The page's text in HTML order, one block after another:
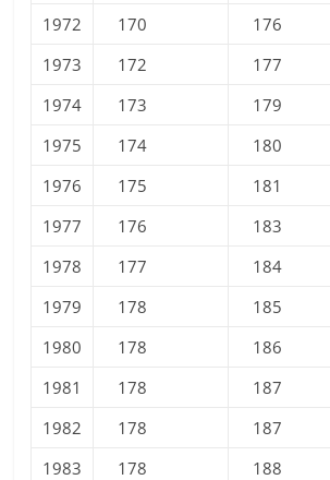
1972
170 176
1973
172 177
1974
173 179
1975
174 180
1976
175 181
1977
176 183
1978
177 184
1979
178 185
1980
178 186
1981
178 187
1982
178 187
1983
178 188